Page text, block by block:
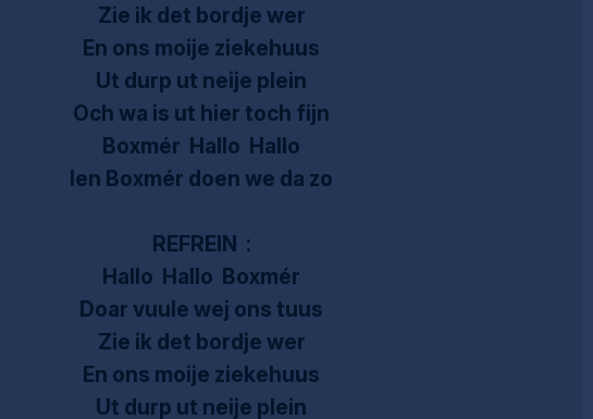
Zie ik det bordje wer
En ons moije ziekehuus
Ut durp ut neije plein
Och wa is ut hier toch fijn
Boxmér Hallo Hallo
Ien Boxmér doen we da zo
REFREIN :
Hallo Hallo Boxmér
Doar vuule wej ons tuus
Zie ik det bordje wer
En ons moije ziekehuus
Ut durp ut neije plein